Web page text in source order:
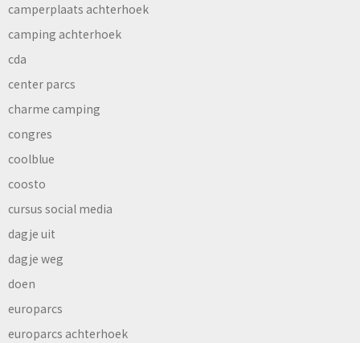
camperplaats achterhoek
camping achterhoek
cda
center parcs
charme camping
congres
coolblue
coosto
cursus social media
dagje uit
dagje weg
doen
europarcs
europarcs achterhoek